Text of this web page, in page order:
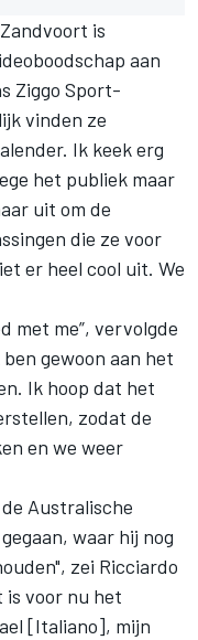
is
aan
Ziggo Sport-
vinden ze
Ik keek erg
het publiek maar
uit om de
die ze voor
er heel cool uit. We
met me”, vervolgde
gewoon aan het
Ik hoop dat het
zodat de
en we weer
Australische
waar hij nog
zei Ricciardo
is voor nu het
[Italiano], mijn